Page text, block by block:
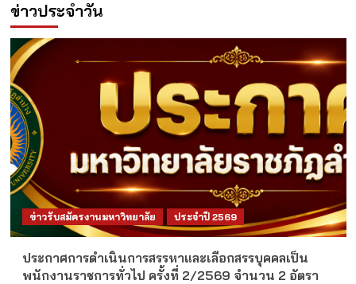
ข่าวประจำวัน
ข่าวรับสมัครงานมหาวิทยาลัย ประจำปี 2569
ประกาศการดำเนินการสรรหาและเลือกสรรบุคคลเป็น
พนักงานราชการทั่วไป ครั้งที่ 2/2569 จำนวน 2 อัตรา